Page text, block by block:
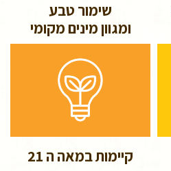
שימור טבע
ומגוון מינים מקומי
קיימות במאה ה 21